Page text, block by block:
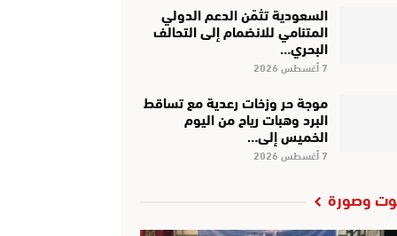
السعودية تثمّن الدعم الدولي
المتنامي للانضمام إلى التحالف
البحري…
7 أغسطس 2026
موجة حر وزخات رعدية مع تساقط
البرد وهبات رياح من اليوم
الخميس إلى…
7 أغسطس 2026
وصورة